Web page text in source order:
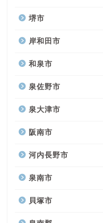
堺市
岸和田市
和泉市
泉佐野市
泉大津市
阪南市
河内長野市
泉南市
貝塚市